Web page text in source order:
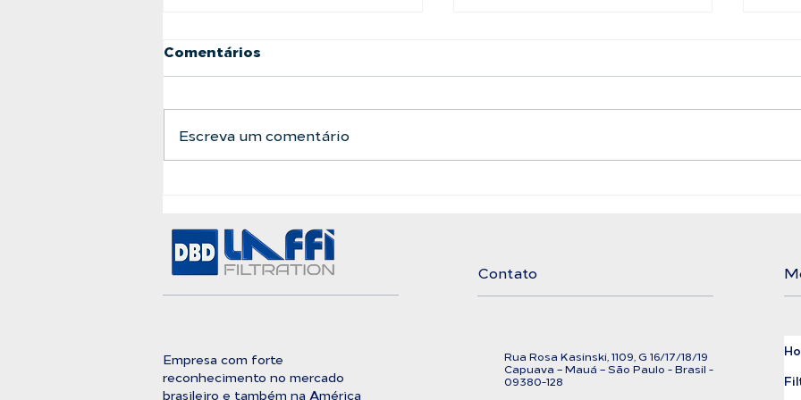
Pureza Absoluta
Comentários
Escreva um comentário
Empresa com forte
reconhecimento no mercado
brasileiro e também na América
Contato
Rua Rosa Kasinski, 1109, G 16/17/18/19
Capuava – Mauá – São Paulo - Brasil -
09380-128